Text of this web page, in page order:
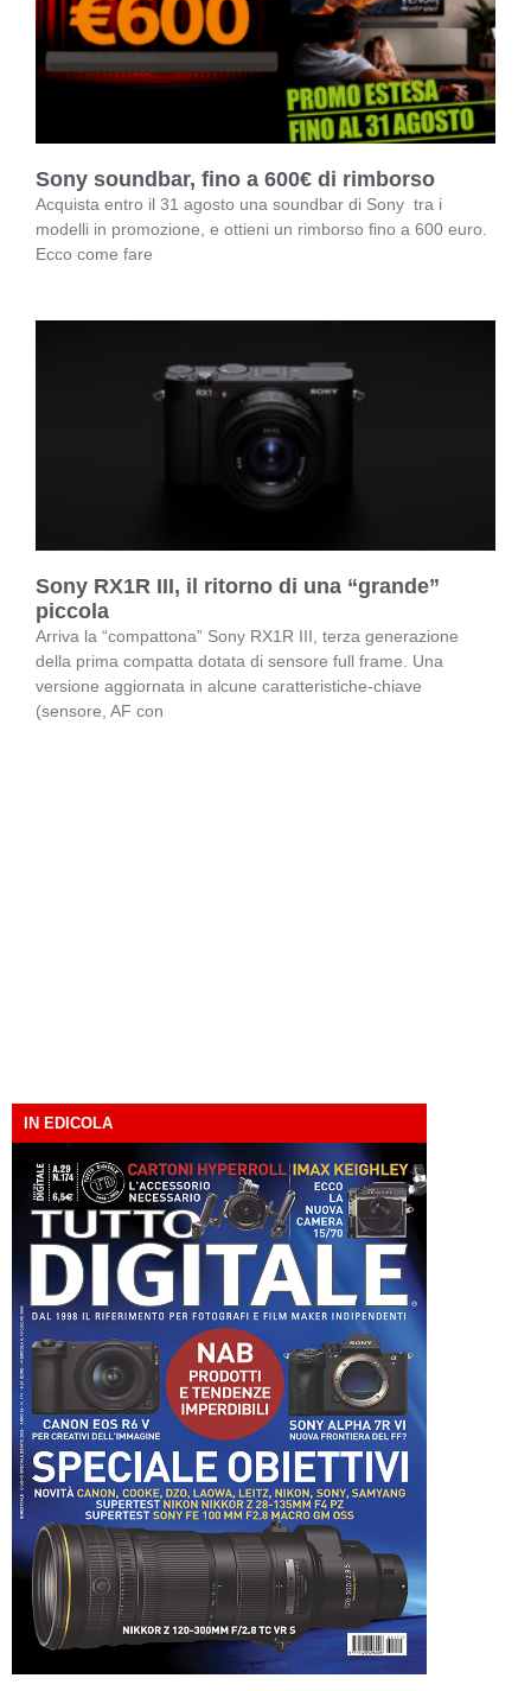
Sony soundbar, fino a 600€ di rimborso
Acquista entro il 31 agosto una soundbar di Sony tra i
modelli in promozione, e ottieni un rimborso fino a 600 euro.
Ecco come fare
Sony RX1R III, il ritorno di una “grande”
piccola
Arriva la “compattona” Sony RX1R III, terza generazione
della prima compatta dotata di sensore full frame. Una
versione aggiornata in alcune caratteristiche-chiave
(sensore, AF con
IN EDICOLA